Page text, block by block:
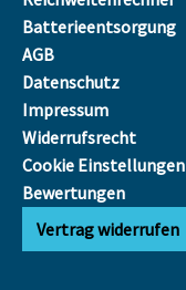
Batterieentsorgung
AGB
Datenschutz
Impressum
Widerrufsrecht
Cookie Einstellungen
Bewertungen
Vertrag widerrufen